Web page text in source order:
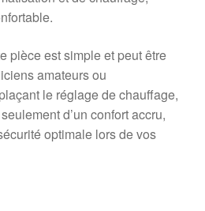
pièce est simple et peut être
amateurs ou
le réglage de chauffage,
d’un confort accru,
optimale lors de vos